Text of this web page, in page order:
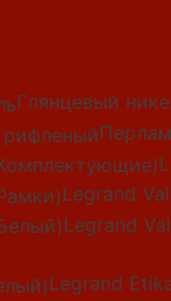
Глянцевый
Legrand
Legrand
Legrand